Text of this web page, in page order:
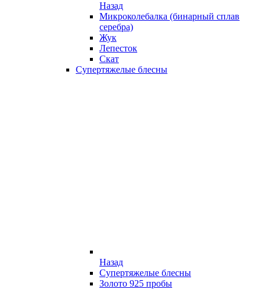
Назад
Микроколебалка (бинарный сплав
серебра)
Жук
Лепесток
Скат
Супертяжелые блесны
Назад
Супертяжелые блесны
Золото 925 пробы